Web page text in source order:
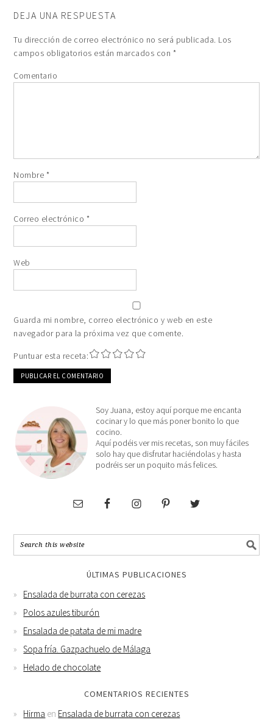
DEJA UNA RESPUESTA
Tu dirección de correo electrónico no será publicada. Los
campos obligatorios están marcados con *
Comentario
Nombre *
Correo electrónico *
Web
Guarda mi nombre, correo electrónico y web en este
navegador para la próxima vez que comente.
Puntuar esta receta:
Soy Juana, estoy aquí porque me encanta
cocinar y lo que más poner bonito lo que
cocino.
Aquí podéis ver mis recetas, son muy fáciles
solo hay que disfrutar haciéndolas y hasta
podréis ser un poquito más felices.
ÚLTIMAS PUBLICACIONES
Ensalada de burrata con cerezas
Polos azules tiburón
Ensalada de patata de mi madre
Sopa fría. Gazpachuelo de Málaga
Helado de chocolate
COMENTARIOS RECIENTES
Hirma en Ensalada de burrata con cerezas